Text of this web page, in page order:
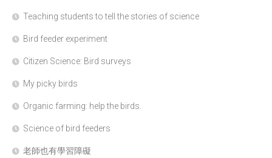
Teaching students to tell the stories of science
Bird feeder experiment
Citizen Science: Bird surveys
My picky birds
Organic farming: help the birds.
Science of bird feeders
老師也有學習障礙